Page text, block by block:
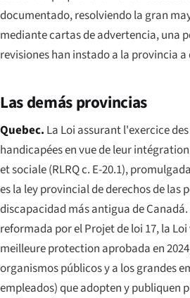
documentado, resolviendo la gran
mediante cartas de advertencia, una
revisiones han instado a la provincia
Las demás provincias
Quebec. La Loi assurant l'exercice
handicapées en vue de leur
et sociale(RLRQ c. E-20.1),
es la ley provincial de derechos de las
discapacidad más antigua de
reformada por elProjet de loi 17, la
meilleure protection aprobada en
organismos públicos y a los grandes
empleados) que adopten y publiquen